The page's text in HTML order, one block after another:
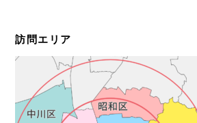
訪問エリア